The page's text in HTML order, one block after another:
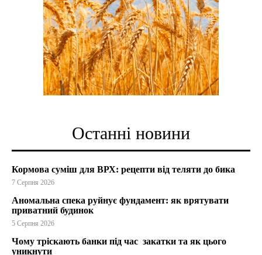
Останні новини
Кормова суміш для ВРХ: рецепти від теляти до бика
7 Серпня 2026
Аномальна спека руйнує фундамент: як врятувати
приватний будинок
5 Серпня 2026
Чому тріскають банки під час закатки та як цього
уникнути